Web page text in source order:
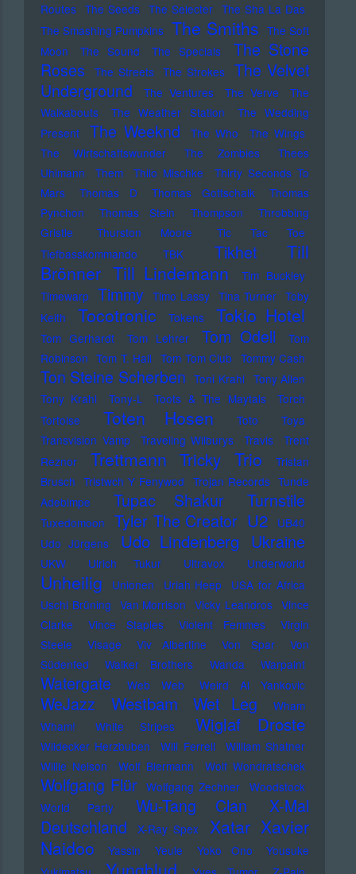
Routes The Seeds The Selecter The Sha La Das
The Smashing Pumpkins The Smiths The Soft
Moon
The Sound The Specials
The Stone
Roses
The Streets The Strokes
The Velvet
Underground
The Ventures The Verve
The
Walkabouts
The Weather Station
The Wedding
Present
The Weeknd The Who
The Wings
The Wirtschaftswunder
The Zombies
Thees
Uhlmann
Them Thilo Mischke
Thirty Seconds To
Mars
Thomas D Thomas Gottschalk
Thomas
Pynchon
Thomas Stein Thompson
Throbbing
Gristle
Thurston Moore
Tic Tac Toe
Tiefbasskommando TBK
Tikhet
Till
Brönner Till Lindemann
Tim Buckley
Timewarp Timmy Timo Lassy Tina Turner Toby
Keith
Tocotronic Tokens Tokio Hotel
Tom Gerhardt Tom Lehrer Tom Odell
Tom
Robinson Tom T. Hall Tom Tom Club Tommy Cash
Ton Steine Scherben Toni Krahl Tony Allen
Tony Krahl
Tony-L Toots & The Maytals
Torch
Tortoise
Toten Hosen Toto
Toya
Transvision Vamp
Traveling Wilburys Travis
Trent
Reznor
Trettmann Tricky Trio
Tristan
Brusch Tristwch Y Fenywod Trojan Records Tunde
Adebimpe
Tupac Shakur Turnstile
Tuxedomoon Tyler The Creator U2
UB40
Udo Jürgens
Udo Lindenberg Ukraine
UKW Ulrich Tukur Ultravox Underworld
Unheilig Unionen Uriah Heep
USA for Africa
Uschi Brüning Van Morrison Vicky Leandros Vince
Clarke
Vince Staples Violent Femmes
Virgin
Steele
Visage Viv Albertine Von Spar
Von
Südenfed
Walker Brothers Wanda Warpaint
Watergate Web Web Weird Al Yankovic
WeJazz Westbam Wet Leg
Wham
Wham!
White Stripes Wiglaf Droste
Wildecker Herzbuben Will Ferrell
William Shatner
Willie Nelson
Wolf Biermann Wolf Wondratschek
Wolfgang Flür Wolfgang Zechner
Woodstock
World Party
Wu-Tang Clan
X-Mal
Deutschland
X-Ray Spex Xatar Xavier
Naidoo
Yassin Yeule Yoko Ono
Yousuke